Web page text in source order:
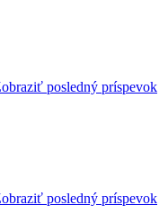
posledný príspevok
posledný príspevok